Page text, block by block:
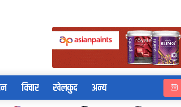
विचार खेलकुद अन्य